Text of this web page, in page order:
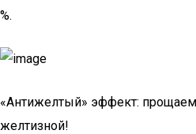
%.
«Антижелтый» эффект:
желтизной!